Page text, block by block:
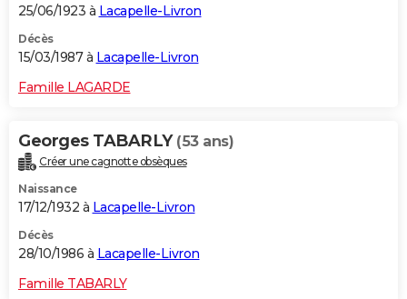
25/06/1923 à Lacapelle-Livron
Décès
15/03/1987 à Lacapelle-Livron
Famille LAGARDE
Georges TABARLY (53 ans)
Créer une cagnotte obsèques
Naissance
17/12/1932 à Lacapelle-Livron
Décès
28/10/1986 à Lacapelle-Livron
Famille TABARLY